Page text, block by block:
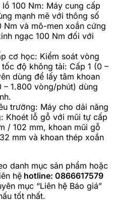
100 Nm: Máy cung cấp
mạnh mẽ với thông số
Nm và mô-men xoắn cứng
ngạc 100 Nm đối với
cơ học: Kiểm soát vòng
độ không tải: Cấp 1 (0 –
dùng để lấy tâm khoan
1.800 vòng/phút) dùng
trường: Máy cho dải năng
Khoét lỗ gỗ với mũi tự cấp
/ 102 mm, khoan mũi gỗ
mm và khoan thép xoắn
danh mục sản phẩm hoặc
hệ hotline: 0866617579
mục “Liên hệ Báo giá”
tốt nhất.